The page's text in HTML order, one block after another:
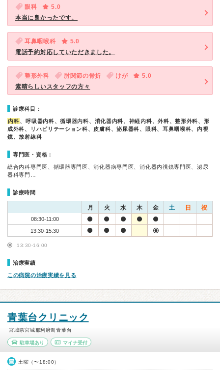
眼科
5.0
本当に良かったです。
耳鼻咽喉科
5.0
電話予約対応していただきました。
整形外科 肘関節の骨折 けが
5.0
素晴らしいスタッフの方々
診療科目：
内科、呼吸器内科、循環器内科、消化器内科、神経内科、外科、整形外科、形
成外科、リハビリテーション科、皮膚科、泌尿器科、眼科、耳鼻咽喉科、内視
鏡、放射線科
専門医・資格：
総合内科専門医、循環器専門医、消化器病専門医、消化器内視鏡専門医、泌尿
器科専門…
診療時間
月 火 水 木 金 土 日 祝
08:30-11:00
13:30-15:30
13:30-16:00
治療実績
この病院の治療実績を見る
青葉台クリニック
宮城県宮城郡利府町青葉台
駐車場あり マイナ受付
土曜（〜18:00）